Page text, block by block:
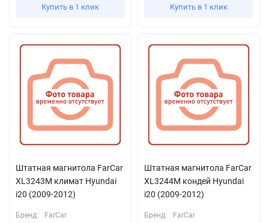
Купить в 1 клик Купить в 1 клик
Штатная магнитола FarCar
XL3243M климат Hyundai
i20 (2009-2012)
Бренд: FarCar
Штатная магнитола FarCar
XL3244M кондей Hyundai
i20 (2009-2012)
Бренд: FarCar